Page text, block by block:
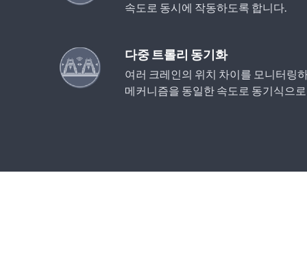
속도로 동시에 작동하도록 합니다.
다중 트롤리 동기화
여러 크레인의 위치 차이를 모니터링
메커니즘을 동일한 속도로 동기식으